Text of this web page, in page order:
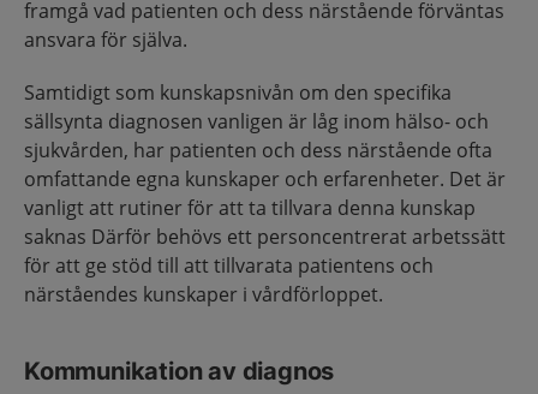
framgå vad patienten och dess närstående förväntas
ansvara för själva.
Samtidigt som kunskapsnivån om den specifika
sällsynta diagnosen vanligen är låg inom hälso- och
sjukvården, har patienten och dess närstående ofta
omfattande egna kunskaper och erfarenheter. Det är
vanligt att rutiner för att ta tillvara denna kunskap
saknas Därför behövs ett personcentrerat arbetssätt
för att ge stöd till att tillvarata patientens och
närståendes kunskaper i vårdförloppet.
Kommunikation av diagnos